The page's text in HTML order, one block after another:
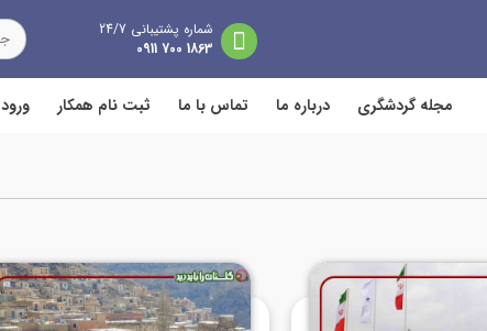
شماره پشتیبانی 24/7
1863 700 0911
مجله گردشگری درباره ما تماس با ما ثبت نام همکار ورود